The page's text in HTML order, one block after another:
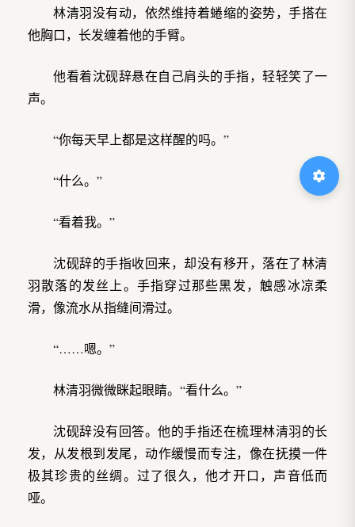
林清羽没有动，依然维持着蜷缩的姿势，手搭在
他胸口，长发缠着他的手臂。
他看着沈砚辞悬在自己肩头的手指，轻轻笑了一
声。
“你每天早上都是这样醒的吗。”
“什么。”
“看着我。”
沈砚辞的手指收回来，却没有移开，落在了林清
羽散落的发丝上。手指穿过那些黑发，触感冰凉柔
滑，像流水从指缝间滑过。
“……嗯。”
林清羽微微眯起眼睛。“看什么。”
沈砚辞没有回答。他的手指还在梳理林清羽的长
发，从发根到发尾，动作缓慢而专注，像在抚摸一件
极其珍贵的丝绸。过了很久，他才开口，声音低而
哑。